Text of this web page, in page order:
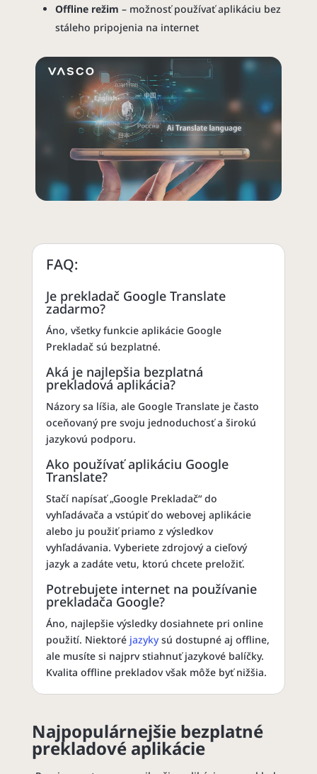
Offline režim – možnosť používať aplikáciu bez
stáleho pripojenia na internet
FAQ:
Je prekladač Google Translate
zadarmo?
Áno, všetky funkcie aplikácie Google
Prekladač sú bezplatné.
Aká je najlepšia bezplatná
prekladová aplikácia?
Názory sa líšia, ale Google Translate je často
oceňovaný pre svoju jednoduchosť a širokú
jazykovú podporu.
Ako používať aplikáciu Google
Translate?
Stačí napísať „Google Prekladač“ do
vyhľadávača a vstúpiť do webovej aplikácie
alebo ju použiť priamo z výsledkov
vyhľadávania. Vyberiete zdrojový a cieľový
jazyk a zadáte vetu, ktorú chcete preložiť.
Potrebujete internet na používanie
prekladača Google?
Áno, najlepšie výsledky dosiahnete pri online
použití. Niektoré jazykysú dostupné aj offline,
ale musíte si najprv stiahnuť jazykové balíčky.
Kvalita offline prekladov však môže byť nižšia.
Najpopulárnejšie bezplatné
prekladové aplikácie